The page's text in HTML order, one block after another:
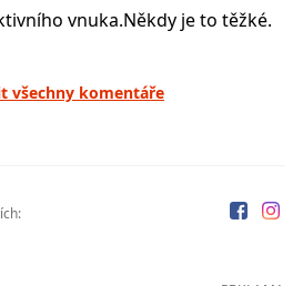
vnuka.Někdy je to těžké.
všechny komentáře